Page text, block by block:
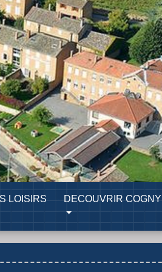
LOISIRS DECOUVRIR COGNY